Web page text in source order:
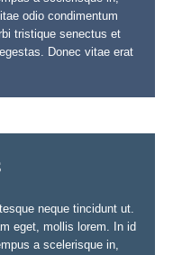
odio condimentum
tristique senectus et
Donec vitae erat
neque tincidunt ut.
eget, mollis lorem. In id
a scelerisque in,